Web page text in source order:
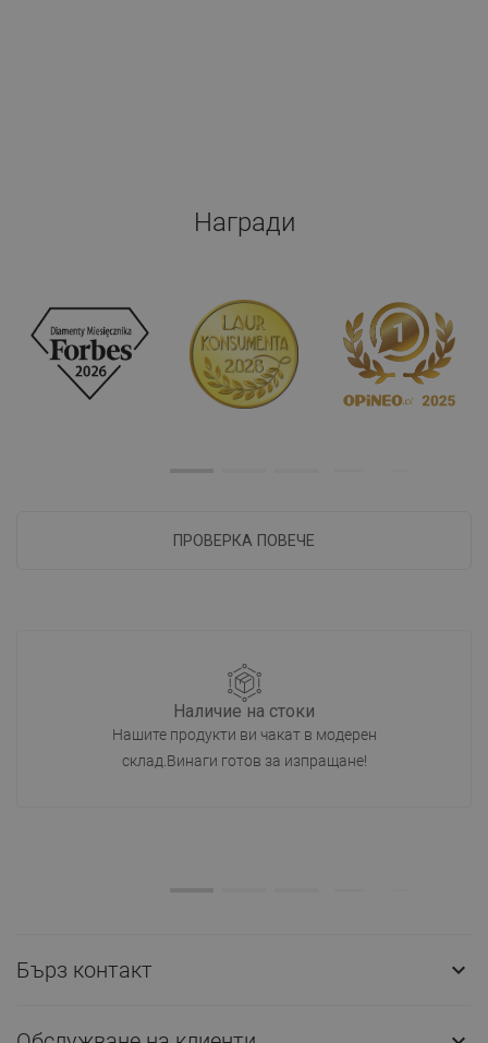
Награди
ПРОВЕРКА ПОВЕЧЕ
Наличие на стоки
Нашите продукти ви чакат в модерен
склад.Винаги готов за изпращане!
Бърз контакт 